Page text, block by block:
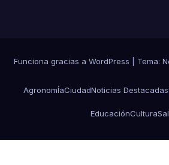
Funciona gracias a WordPress Tema:
AgronomÍaCiudadNoticias Destacadas
EducaciónCultura